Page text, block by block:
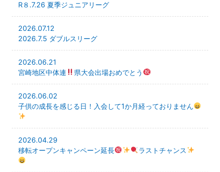
R８.7.26 夏季ジュニアリーグ
2026.07.12
2026.7.5 ダブルスリーグ
2026.06.21
宮崎地区中体連
県大会出場おめでとう
2026.06.02
子供の成長を感じる日！入会して1か月経っておりません
2026.04.29
移転オープンキャンペーン延長
ラストチャンス